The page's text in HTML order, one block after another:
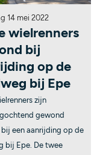
14 mei 2022
wielrenners
bij
op de
bij Epe
zijn
gewond
een aanrijding op de
bij Epe. De twee